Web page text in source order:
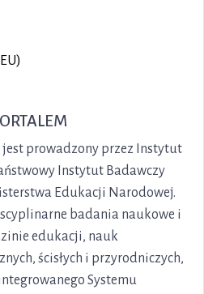
prowadzony przez Instytut
Instytut Badawczy
Edukacji Narodowej.
badania naukowe i
edukacji, nauk
ścisłych i przyrodniczych,
Systemu